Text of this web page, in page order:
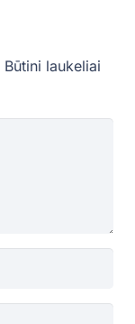
Būtini laukeliai